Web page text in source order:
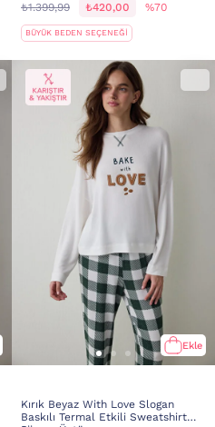
₺1.399,99 ₺420,00 %70
BÜYÜK BEDEN SEÇENEĞİ
Ekle
Kırık Beyaz With Love Slogan
Baskılı Termal Etkili Sweatshirt